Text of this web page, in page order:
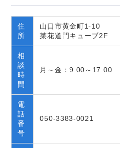
住
所
山口市黄金町1-10
菜花道門キューブ2F
相
談
時
間
月～金：9:00～17:00
電
話
番
号
050-3383-0021